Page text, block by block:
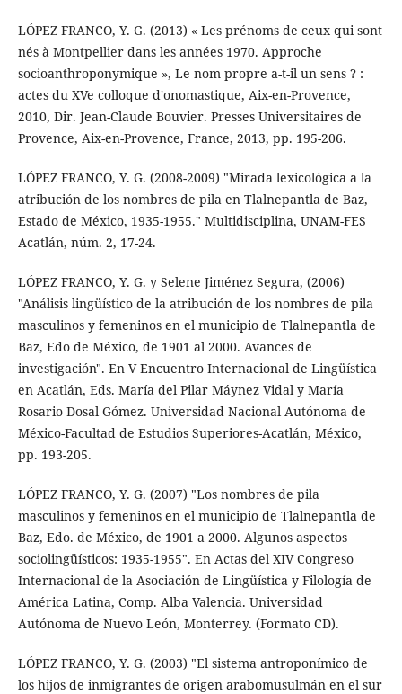
LÓPEZ FRANCO, Y. G. (2013) « Les prénoms de ceux qui sont
nés à Montpellier dans les années 1970. Approche
socioanthroponymique », Le nom propre a-t-il un sens ? :
actes du XVe colloque d'onomastique, Aix-en-Provence,
2010, Dir. Jean-Claude Bouvier. Presses Universitaires de
Provence, Aix-en-Provence, France, 2013, pp. 195-206.
LÓPEZ FRANCO, Y. G. (2008-2009) "Mirada lexicológica a la
atribución de los nombres de pila en Tlalnepantla de Baz,
Estado de México, 1935-1955." Multidisciplina, UNAM-FES
Acatlán, núm. 2, 17-24.
LÓPEZ FRANCO, Y. G. y Selene Jiménez Segura, (2006)
"Análisis lingüístico de la atribución de los nombres de pila
masculinos y femeninos en el municipio de Tlalnepantla de
Baz, Edo de México, de 1901 al 2000. Avances de
investigación". En V Encuentro Internacional de Lingüística
en Acatlán, Eds. María del Pilar Máynez Vidal y María
Rosario Dosal Gómez. Universidad Nacional Autónoma de
México-Facultad de Estudios Superiores-Acatlán, México,
pp. 193-205.
LÓPEZ FRANCO, Y. G. (2007) "Los nombres de pila
masculinos y femeninos en el municipio de Tlalnepantla de
Baz, Edo. de México, de 1901 a 2000. Algunos aspectos
sociolingüísticos: 1935-1955". En Actas del XIV Congreso
Internacional de la Asociación de Lingüística y Filología de
América Latina, Comp. Alba Valencia. Universidad
Autónoma de Nuevo León, Monterrey. (Formato CD).
LÓPEZ FRANCO, Y. G. (2003) "El sistema antroponímico de
los hijos de inmigrantes de origen arabomusulmán en el sur